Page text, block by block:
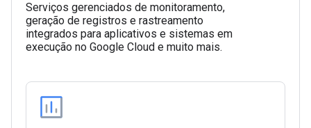
Serviços gerenciados de monitoramento,
geração de registros e rastreamento
integrados para aplicativos e sistemas em
execução no Google Cloud e muito mais.